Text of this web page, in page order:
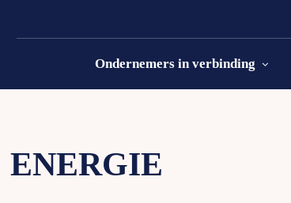
Ondernemers in verbinding
ENERGIE